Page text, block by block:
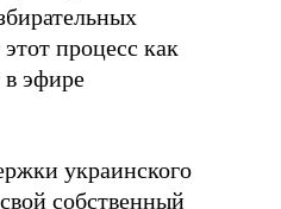
процесс как
в эфире
украинского
собственный